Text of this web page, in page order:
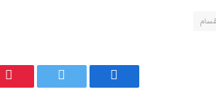
فيسبوك تويتر